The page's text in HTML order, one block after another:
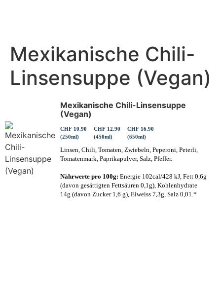
Mexikanische Chili-
Linsensuppe (Vegan)
Mexikanische Chili-Linsensuppe
(Vegan)
CHF 10.90
(250ml)
CHF 12.90
(450ml)
CHF 16.90
(650ml)
Linsen, Chili, Tomaten, Zwiebeln, Peperoni, Peterli,
Tomatenmark, Paprikapulver, Salz, Pfeffer.
Nährwerte pro 100g: Energie 102cal/428 kJ, Fett 0,6g
(davon gesättigten Fettsäuren 0,1g), Kohlenhydrate
14g (davon Zucker 1,6 g), Eiweiss 7,3g, Salz 0,01.*